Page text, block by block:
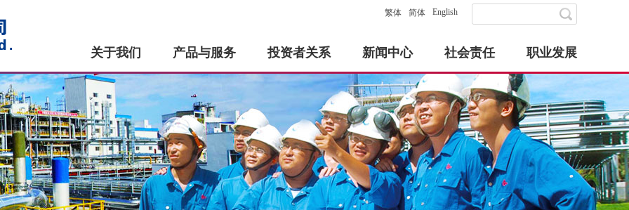
English
简体
繁体
关于我们 产品与服务 投资者关系 新闻中心 社会责任 职业发展